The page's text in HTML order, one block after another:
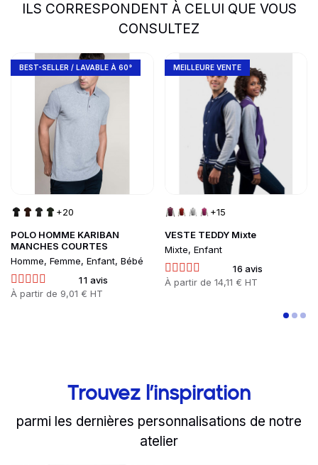
ILS CORRESPONDENT À CELUI QUE VOUS
CONSULTEZ
slide1 to 2of 5
POLO HOMME KARIBAN
MANCHES COURTES
Homme, Femme, Enfant, Bébé
11 avis
Prix
À partir de 9,01 € HT
BEST-SELLER / LAVABLE À 60°
+20
Go to product page
VESTE TEDDY Mixte
Mixte, Enfant
16 avis
Prix
À partir de 14,11 € HT
MEILLEURE VENTE
+15
Go to product page
Trouvez l’inspiration
parmi les dernières personnalisations de notre
atelier